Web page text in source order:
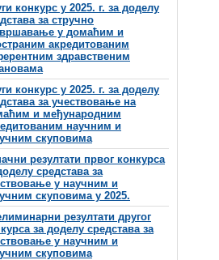
конкурс у 2025. г. за доделу
за стручно
у домаћим и
акредитованим
здравственим
конкурс у 2025. г. за доделу
за учествовање на
и међународним
научним и
скуповима
резултати првог конкурса
средстава за
у научним и
скуповима у 2025.
резултати другог
за доделу средстава за
у научним и
скуповима